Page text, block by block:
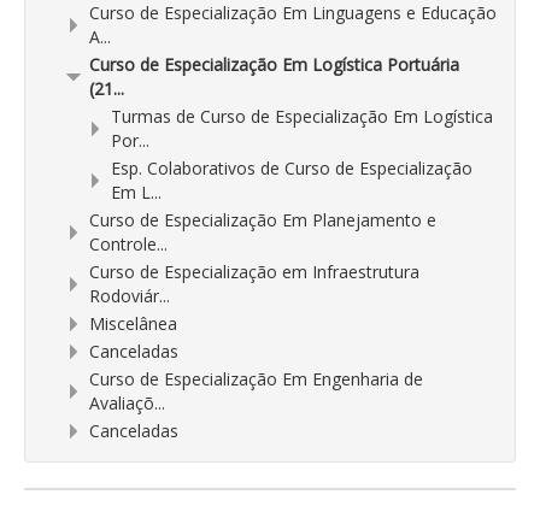
Curso de Especialização Em Linguagens e Educação
A...
Curso de Especialização Em Logística Portuária
(21...
Turmas de Curso de Especialização Em Logística
Por...
Esp. Colaborativos de Curso de Especialização
Em L...
Curso de Especialização Em Planejamento e
Controle...
Curso de Especialização em Infraestrutura
Rodoviár...
Miscelânea
Canceladas
Curso de Especialização Em Engenharia de
Avaliaçõ...
Canceladas